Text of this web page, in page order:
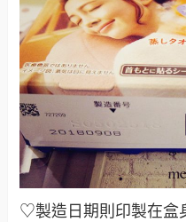
♡製造日期則印製在盒